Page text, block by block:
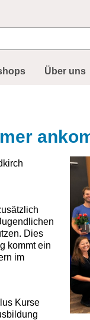
Über uns
Dies
kommt ein
im
Kurse